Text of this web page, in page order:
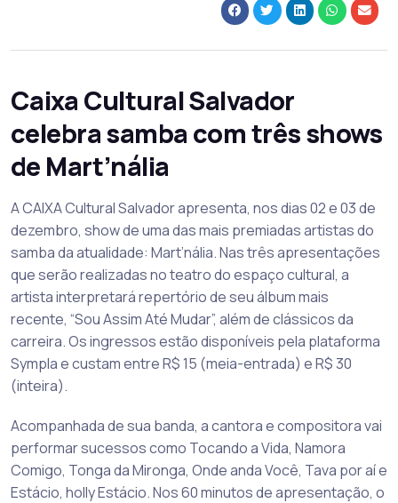
Caixa Cultural Salvador
celebra samba com três shows
de Mart’nália
A CAIXA Cultural Salvador apresenta, nos dias 02 e 03 de
dezembro, show de uma das mais premiadas artistas do
samba da atualidade: Mart’nália. Nas três apresentações
que serão realizadas no teatro do espaço cultural, a
artista interpretará repertório de seu álbum mais
recente, “Sou Assim Até Mudar”, além de clássicos da
carreira. Os ingressos estão disponíveis pela plataforma
Sympla e custam entre R$ 15 (meia-entrada) e R$ 30
(inteira).
Acompanhada de sua banda, a cantora e compositora vai
performar sucessos como Tocando a Vida, Namora
Comigo, Tonga da Mironga, Onde anda Você, Tava por aí e
Estácio, holly Estácio. Nos 60 minutos de apresentação, o